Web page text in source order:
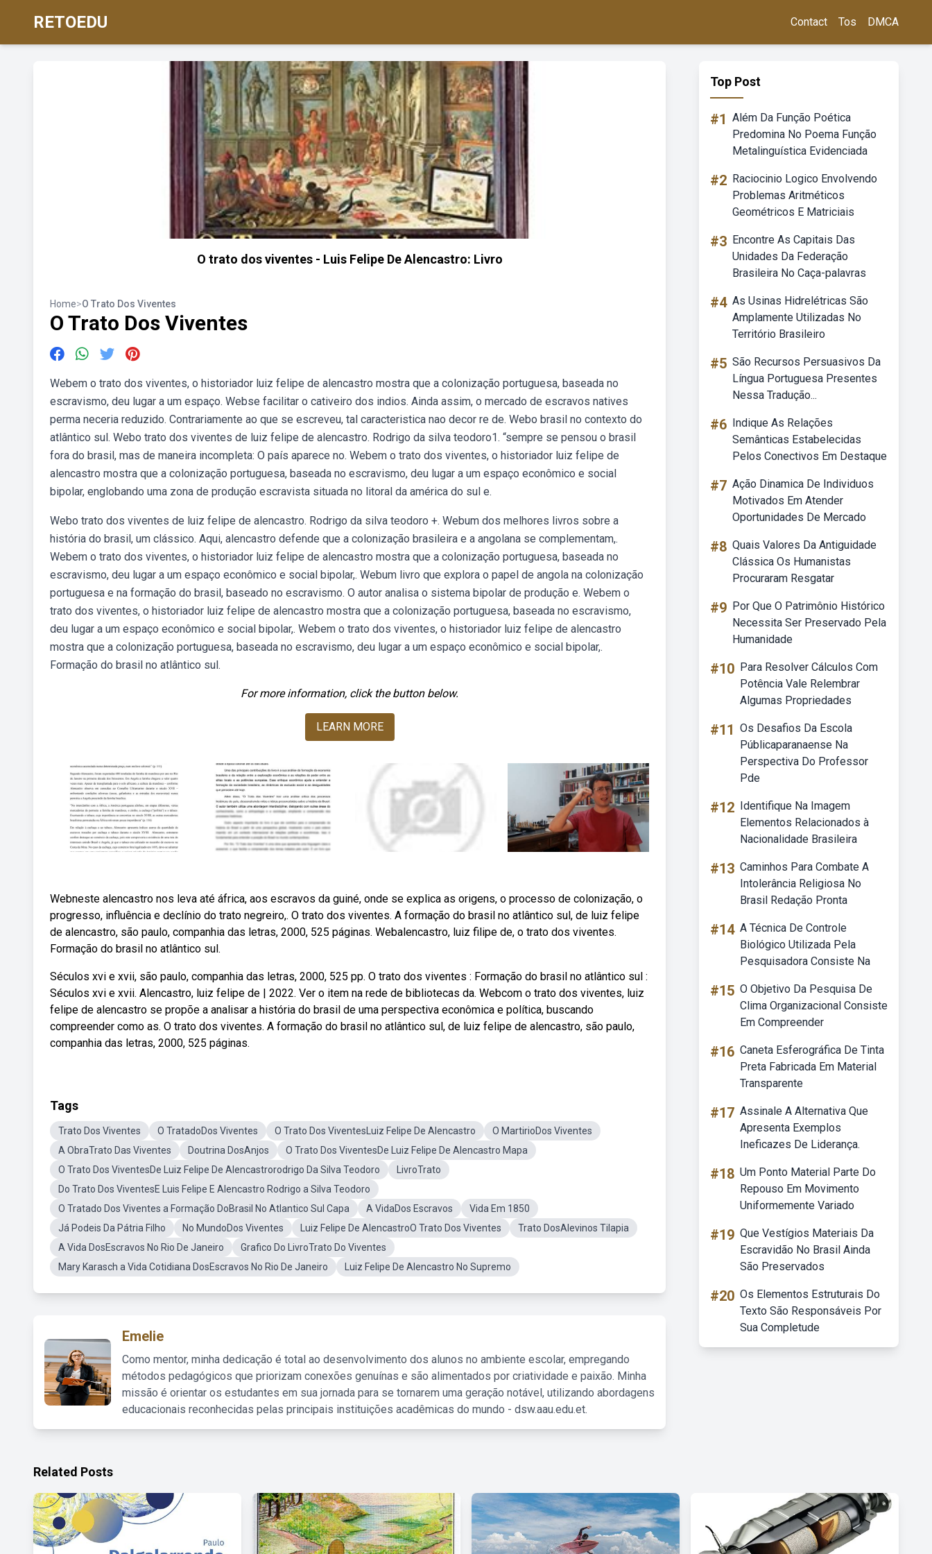
RETOEDU Contact Tos DMCA
O trato dos viventes - Luis Felipe De Alencastro: Livro
Home>O Trato Dos Viventes
O Trato Dos Viventes
Webem o trato dos viventes, o historiador luiz felipe de alencastro mostra que a colonização portuguesa, baseada no
escravismo, deu lugar a um espaço. Webse facilitar o cativeiro dos indios. Ainda assim, o mercado de escravos natives
perma­ neceria reduzido. Contrariamente ao que se escreveu, tal caracteristica nao decor­ re de. Webo brasil no contexto do
atlântico sul. Webo trato dos viventes de luiz felipe de alencastro. Rodrigo da silva teodoro1. “sempre se pensou o brasil
fora do brasil, mas de maneira incompleta: O país aparece no. Webem o trato dos viventes, o historiador luiz felipe de
alencastro mostra que a colonização portuguesa, baseada no escravismo, deu lugar a um espaço econômico e social
bipolar, englobando uma zona de produção escravista situada no litoral da américa do sul e.
Webo trato dos viventes de luiz felipe de alencastro. Rodrigo da silva teodoro +. Webum dos melhores livros sobre a
história do brasil, um clássico. Aqui, alencastro defende que a colonização brasileira e a angolana se complementam,.
Webem o trato dos viventes, o historiador luiz felipe de alencastro mostra que a colonização portuguesa, baseada no
escravismo, deu lugar a um espaço econômico e social bipolar,. Webum livro que explora o papel de angola na colonização
portuguesa e na formação do brasil, baseado no escravismo. O autor analisa o sistema bipolar de produção e. Webem o
trato dos viventes, o historiador luiz felipe de alencastro mostra que a colonização portuguesa, baseada no escravismo,
deu lugar a um espaço econômico e social bipolar,. Webem o trato dos viventes, o historiador luiz felipe de alencastro
mostra que a colonização portuguesa, baseada no escravismo, deu lugar a um espaço econômico e social bipolar,.
Formação do brasil no atlântico sul.
For more information, click the button below.
LEARN MORE
Webneste alencastro nos leva até áfrica, aos escravos da guiné, onde se explica as origens, o processo de colonização, o
progresso, influência e declínio do trato negreiro,. O trato dos viventes. A formação do brasil no atlântico sul, de luiz felipe
de alencastro, são paulo, companhia das letras, 2000, 525 páginas. Webalencastro, luiz filipe de, o trato dos viventes.
Formação do brasil no atlântico sul.
Séculos xvi e xvii, são paulo, companhia das letras, 2000, 525 pp. O trato dos viventes : Formação do brasil no atlântico sul :
Séculos xvi e xvii. Alencastro, luiz felipe de | 2022. Ver o item na rede de bibliotecas da. Webcom o trato dos viventes, luiz
felipe de alencastro se propõe a analisar a história do brasil de uma perspectiva econômica e política, buscando
compreender como as. O trato dos viventes. A formação do brasil no atlântico sul, de luiz felipe de alencastro, são paulo,
companhia das letras, 2000, 525 páginas.
Tags
Trato Dos Viventes O TratadoDos Viventes O Trato Dos ViventesLuiz Felipe De Alencastro
O MartirioDos Viventes
A ObraTrato Das Viventes
Doutrina DosAnjos
O Trato Dos ViventesDe Luiz Felipe De Alencastro Mapa
O Trato Dos ViventesDe Luiz Felipe De Alencastrorodrigo Da Silva Teodoro
LivroTrato
Do Trato Dos ViventesE Luis Felipe E Alencastro Rodrigo a Silva Teodoro
O Tratado Dos Viventes a Formação DoBrasil No Atlantico Sul Capa
A VidaDos Escravos
Vida Em 1850
Já Podeis Da Pátria Filho
No MundoDos Viventes Luiz Felipe De AlencastroO Trato Dos Viventes
Trato DosAlevinos Tilapia
A Vida DosEscravos No Rio De Janeiro
Grafico Do LivroTrato Do Viventes
Mary Karasch a Vida Cotidiana DosEscravos No Rio De Janeiro
Luiz Felipe De Alencastro No Supremo
Emelie
Como mentor, minha dedicação é total ao desenvolvimento dos alunos no ambiente escolar, empregando
métodos pedagógicos que priorizam conexões genuínas e são alimentados por criatividade e paixão. Minha
missão é orientar os estudantes em sua jornada para se tornarem uma geração notável, utilizando abordagens
educacionais reconhecidas pelas principais instituições acadêmicas do mundo - dsw.aau.edu.et.
Top Post
#1 Além Da Função Poética
Predomina No Poema Função
Metalinguística Evidenciada
#2 Raciocinio Logico Envolvendo
Problemas Aritméticos
Geométricos E Matriciais
#3 Encontre As Capitais Das
Unidades Da Federação
Brasileira No Caça-palavras
#4 As Usinas Hidrelétricas São
Amplamente Utilizadas No
Território Brasileiro
#5 São Recursos Persuasivos Da
Língua Portuguesa Presentes
Nessa Tradução...
#6 Indique As Relações
Semânticas Estabelecidas
Pelos Conectivos Em Destaque
#7 Ação Dinamica De Individuos
Motivados Em Atender
Oportunidades De Mercado
#8 Quais Valores Da Antiguidade
Clássica Os Humanistas
Procuraram Resgatar
#9 Por Que O Patrimônio Histórico
Necessita Ser Preservado Pela
Humanidade
#10 Para Resolver Cálculos Com
Potência Vale Relembrar
Algumas Propriedades
#11 Os Desafios Da Escola
Públicaparanaense Na
Perspectiva Do Professor
Pde
#12 Identifique Na Imagem
Elementos Relacionados à
Nacionalidade Brasileira
#13 Caminhos Para Combate A
Intolerância Religiosa No
Brasil Redação Pronta
#14 A Técnica De Controle
Biológico Utilizada Pela
Pesquisadora Consiste Na
#15 O Objetivo Da Pesquisa De
Clima Organizacional Consiste
Em Compreender
#16 Caneta Esferográfica De Tinta
Preta Fabricada Em Material
Transparente
#17 Assinale A Alternativa Que
Apresenta Exemplos
Ineficazes De Liderança.
#18 Um Ponto Material Parte Do
Repouso Em Movimento
Uniformemente Variado
#19 Que Vestígios Materiais Da
Escravidão No Brasil Ainda
São Preservados
#20 Os Elementos Estruturais Do
Texto São Responsáveis Por
Sua Completude
Related Posts